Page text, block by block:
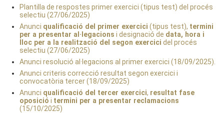
Plantilla de respostes primer exercici (tipus test) del procés
selectiu (27/06/2025)
Anunci qualificació del primer exercici (tipus test), termini
per a presentar al·legacions i designació de data, hora i
lloc per a la realització del segon exercici del procés
selectiu (27/06/2025)
Anunci resolució al·legacions al primer exercici (18/09/2025).
Anunci criteris correcció resultat segon exercici i
convocatòria tercer (18/09/2025)
Anunci qualificació del tercer exercici, resultat fase
oposició i termini per a presentar reclamacions
(15/10/2025)